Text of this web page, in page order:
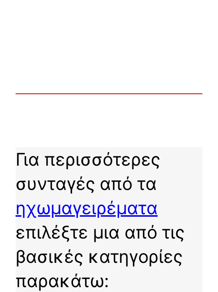
Για περισσότερες
συνταγές από τα
ηχωμαγειρέματα
επιλέξτε μια από τις
βασικές κατηγορίες
παρακάτω: